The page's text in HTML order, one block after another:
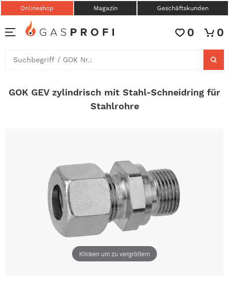
Onlineshop Magazin Geschäftskunden
0 0
GOK GEV zylindrisch mit Stahl-Schneidring für
Stahlrohre
Klicken um zu vergrößern